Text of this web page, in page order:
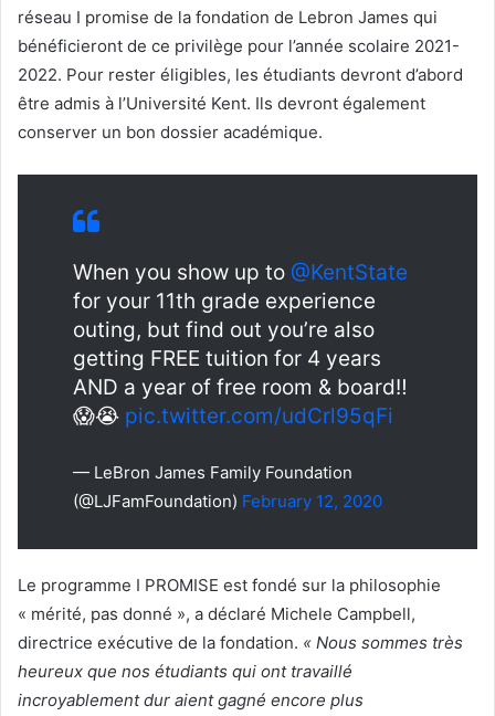
réseau I promise de la fondation de Lebron James qui
bénéficieront de ce privilège pour l’année scolaire 2021-
2022. Pour rester éligibles, les étudiants devront d’abord
être admis à l’Université Kent. Ils devront également
conserver un bon dossier académique.
When you show up to @KentState
for your 11th grade experience
outing, but find out you’re also
getting FREE tuition for 4 years
AND a year of free room & board‼️
😱😭 pic.twitter.com/udCrl95qFi
— LeBron James Family Foundation
(@LJFamFoundation) February 12, 2020
Le programme I PROMISE est fondé sur la philosophie
« mérité, pas donné », a déclaré Michele Campbell,
directrice exécutive de la fondation. « Nous sommes très
heureux que nos étudiants qui ont travaillé
incroyablement dur aient gagné encore plus